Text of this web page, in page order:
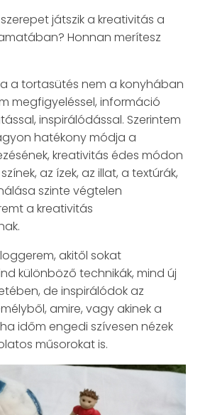
játszik a kreativitás a
Honnan merítesz
a tortasütés nem a konyhában
megfigyeléssel, információ
inspirálódással. Szerintem
hatékony módja a
kreativitás édes módon
az ízek, az illat, a textúrák,
szinte végtelen
a kreativitás
akitől sokat
különböző technikák, mind új
de inspirálódok az
amire, vagy akinek a
időm engedi szívesen nézek
műsorokat is.